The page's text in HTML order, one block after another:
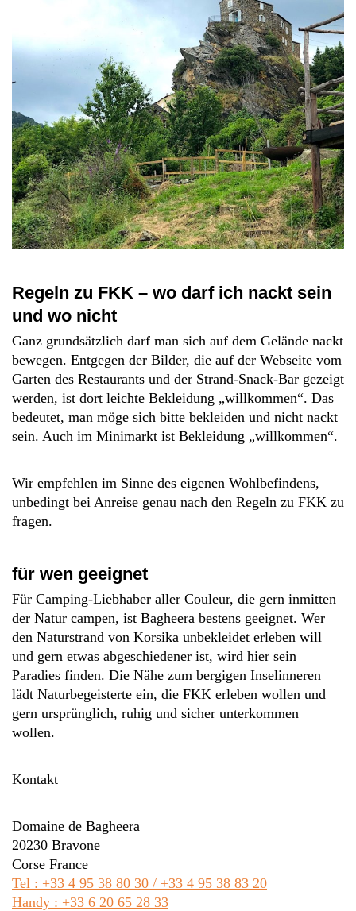
Regeln zu FKK – wo darf ich nackt sein
und wo nicht
Ganz grundsätzlich darf man sich auf dem Gelände nackt
bewegen. Entgegen der Bilder, die auf der Webseite vom
Garten des Restaurants und der Strand-Snack-Bar gezeigt
werden, ist dort leichte Bekleidung „willkommen“. Das
bedeutet, man möge sich bitte bekleiden und nicht nackt
sein. Auch im Minimarkt ist Bekleidung „willkommen“.
Wir empfehlen im Sinne des eigenen Wohlbefindens,
unbedingt bei Anreise genau nach den Regeln zu FKK zu
fragen.
für wen geeignet
Für Camping-Liebhaber aller Couleur, die gern inmitten
der Natur campen, ist Bagheera bestens geeignet. Wer
den Naturstrand von Korsika unbekleidet erleben will
und gern etwas abgeschiedener ist, wird hier sein
Paradies finden. Die Nähe zum bergigen Inselinneren
lädt Naturbegeisterte ein, die FKK erleben wollen und
gern ursprünglich, ruhig und sicher unterkommen
wollen.
Kontakt
Domaine de Bagheera
20230 Bravone
Corse France
Tel : +33 4 95 38 80 30 / +33 4 95 38 83 20
Handy : +33 6 20 65 28 33